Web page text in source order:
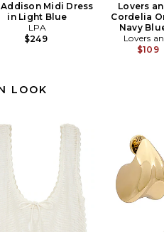
Addison Midi Dress
in Light Blue
LPA
$249
Lovers
Cordelia
Navy
Lovers
$109
LOOK